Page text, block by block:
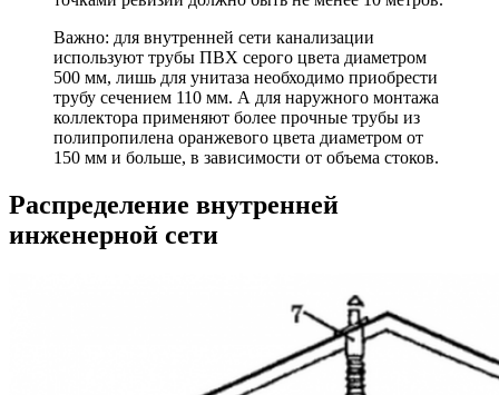
Важно: для внутренней сети канализации
используют трубы ПВХ серого цвета диаметром
500 мм, лишь для унитаза необходимо приобрести
трубу сечением 110 мм. А для наружного монтажа
коллектора применяют более прочные трубы из
полипропилена оранжевого цвета диаметром от
150 мм и больше, в зависимости от объема стоков.
Распределение внутренней
инженерной сети